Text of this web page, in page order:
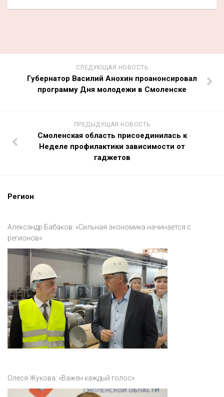
СЛЕДУЮЩАЯ НОВОСТЬ
Губернатор Василий Анохин проанонсировал
программу Дня молодежи в Смоленске
ПРЕДЫДУЩАЯ НОВОСТЬ
Смоленская область присоединилась к
Неделе профилактики зависимости от
гаджетов
Регион
Александр Бабаков: «Сильная экономика начинается с
регионов».
Олеся Жукова: «Важен каждый голос»